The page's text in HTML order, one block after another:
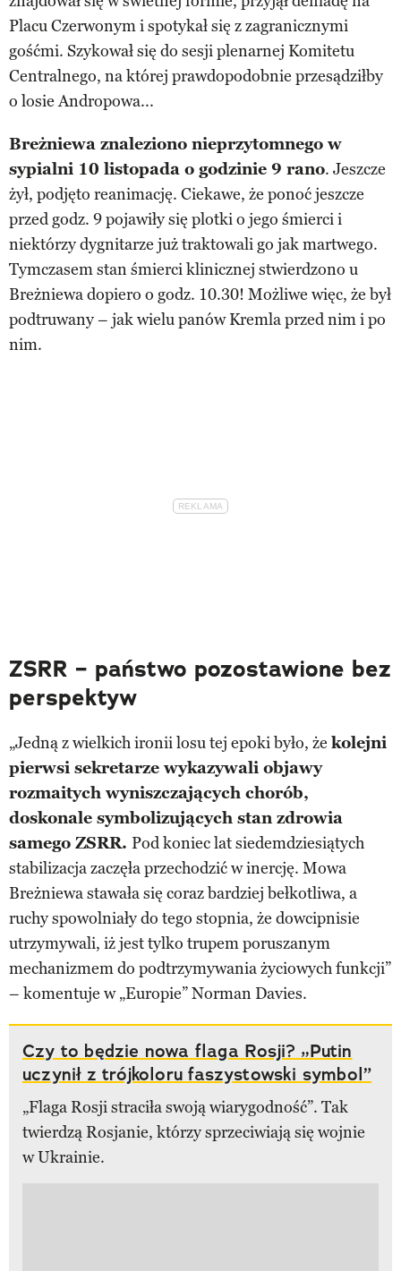
Placu Czerwonym i spotykał się z zagranicznymi
gośćmi. Szykował się do sesji plenarnej Komitetu
Centralnego, na której prawdopodobnie przesądziłby
o losie Andropowa...
Breżniewa znaleziono nieprzytomnego w
sypialni 10 listopada o godzinie 9 rano. Jeszcze
żył, podjęto reanimację. Ciekawe, że ponoć jeszcze
przed godz. 9 pojawiły się plotki o jego śmierci i
niektórzy dygnitarze już traktowali go jak martwego.
Tymczasem stan śmierci klinicznej stwierdzono u
Breżniewa dopiero o godz. 10.30! Możliwe więc, że był
podtruwany – jak wielu panów Kremla przed nim i po
nim.
ZSRR – państwo pozostawione bez
perspektyw
„Jedną z wielkich ironii losu tej epoki było, że kolejni
pierwsi sekretarze wykazywali objawy
rozmaitych wyniszczających chorób,
doskonale symbolizujących stan zdrowia
samego ZSRR. Pod koniec lat siedemdziesiątych
stabilizacja zaczęła przechodzić w inercję. Mowa
Breżniewa stawała się coraz bardziej bełkotliwa, a
ruchy spowolniały do tego stopnia, że dowcipnisie
utrzymywali, iż jest tylko trupem poruszanym
mechanizmem do podtrzymywania życiowych funkcji”
– komentuje w „Europie” Norman Davies.
Czy to będzie nowa flaga Rosji? „Putin
uczynił z trójkoloru faszystowski symbol”
„Flaga Rosji straciła swoją wiarygodność”. Tak
twierdzą Rosjanie, którzy sprzeciwiają się wojnie
w Ukrainie.